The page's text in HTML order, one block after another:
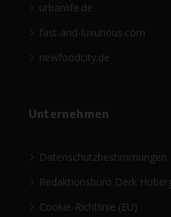
urbanlife.de
fast-and-luxurious.com
newfoodcity.de
Unternehmen
Datenschutzbestimmungen
Redaktionsbüro Derk
Cookie-Richtlinie (EU)